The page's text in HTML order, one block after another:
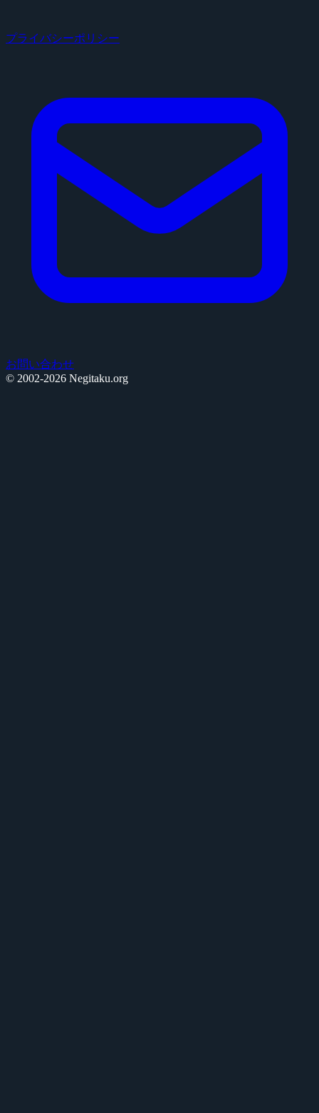
プライバシーポリシー
お問い合わせ
© 2002-2026 Negitaku.org